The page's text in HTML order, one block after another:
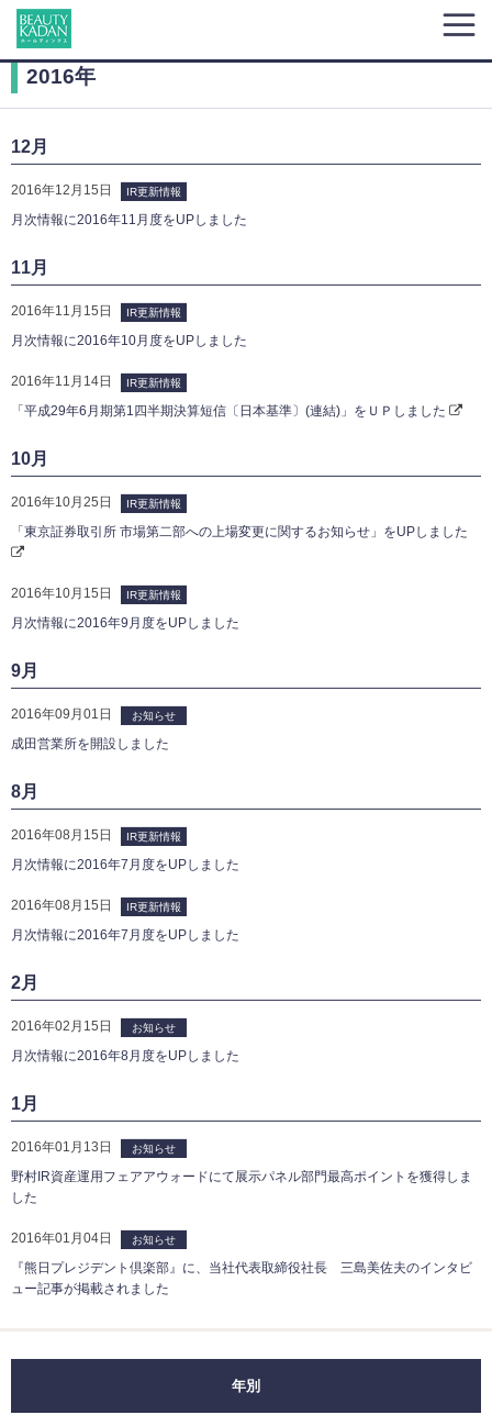
2016年
12月
2016年12月15日 IR更新情報
月次情報に2016年11月度をUPしました
11月
2016年11月15日 IR更新情報
月次情報に2016年10月度をUPしました
2016年11月14日 IR更新情報
「平成29年6月期第1四半期決算短信〔日本基準〕(連結)」をＵＰしました
10月
2016年10月25日 IR更新情報
「東京証券取引所 市場第二部への上場変更に関するお知らせ」をUPしました
2016年10月15日 IR更新情報
月次情報に2016年9月度をUPしました
9月
2016年09月01日 お知らせ
成田営業所を開設しました
8月
2016年08月15日 IR更新情報
月次情報に2016年7月度をUPしました
2016年08月15日 IR更新情報
月次情報に2016年7月度をUPしました
2月
2016年02月15日 お知らせ
月次情報に2016年8月度をUPしました
1月
2016年01月13日 お知らせ
野村IR資産運用フェアアウォードにて展示パネル部門最高ポイントを獲得しま
した
2016年01月04日 お知らせ
『熊日プレジデント倶楽部』に、当社代表取締役社長 三島美佐夫のインタビ
ュー記事が掲載されました
年別